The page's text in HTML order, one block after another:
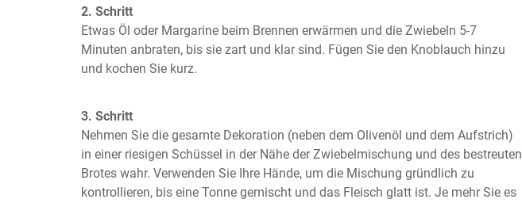
2. Schritt
Etwas Öl oder Margarine beim Brennen erwärmen und die Zwiebeln 5-7
Minuten anbraten, bis sie zart und klar sind. Fügen Sie den Knoblauch hinzu
und kochen Sie kurz.
3. Schritt
Nehmen Sie die gesamte Dekoration (neben dem Olivenöl und dem Aufstrich)
in einer riesigen Schüssel in der Nähe der Zwiebelmischung und des bestreuten
Brotes wahr. Verwenden Sie Ihre Hände, um die Mischung gründlich zu
kontrollieren, bis eine Tonne gemischt und das Fleisch glatt ist. Je mehr Sie es